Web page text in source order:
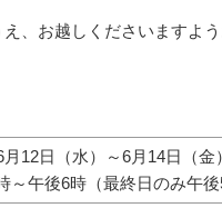
、お越しくださいますよ
月12日（水）～6月14日（金）
～午後6時（最終日のみ午後